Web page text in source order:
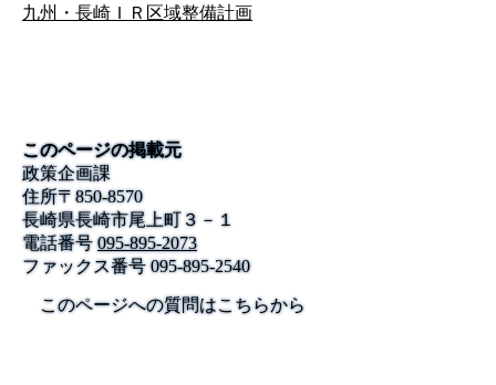
九州・長崎ＩＲ区域整備計画
このページの掲載元
政策企画課
住所〒850-8570
長崎県長崎市尾上町３－１
電話番号 095-895-2073
ファックス番号095-895-2540
このページへの質問はこちらから